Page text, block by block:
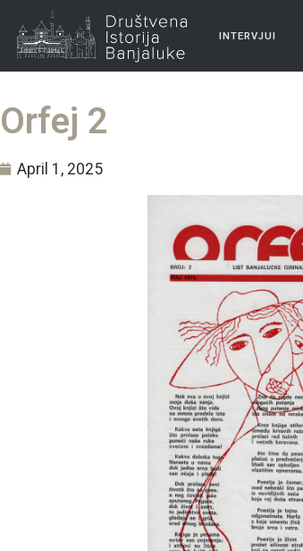
INTERVJUI
Orfej 2
April 1, 2025